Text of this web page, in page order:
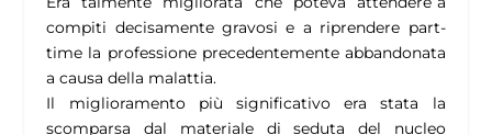
compiti decisamente gravosi e a riprendere part-
time la professione precedentemente abbandonata
a causa della malattia.
Il miglioramento più significativo era stata la
scomparsa dal materiale di seduta del nucleo